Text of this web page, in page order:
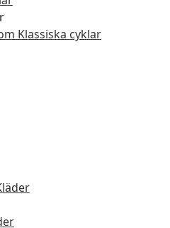
Klassiska cyklar